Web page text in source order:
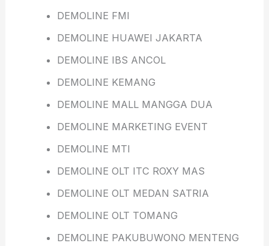
DEMOLINE FMI
DEMOLINE HUAWEI JAKARTA
DEMOLINE IBS ANCOL
DEMOLINE KEMANG
DEMOLINE MALL MANGGA DUA
DEMOLINE MARKETING EVENT
DEMOLINE MTI
DEMOLINE OLT ITC ROXY MAS
DEMOLINE OLT MEDAN SATRIA
DEMOLINE OLT TOMANG
DEMOLINE PAKUBUWONO MENTENG